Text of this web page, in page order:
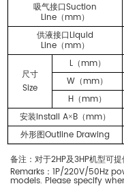
吸气接口Suction
Line （ mm）
供液接口 Liquid
Line （ mm）
尺寸
Size
L（ mm）
W （ mm）
H （ mm）
安装Install A×B （ mm）
外形图Outline Drawing
备注：对于2HP及3HP机型可提
Remarks ： 1P/220V/50Hz
models. Please specify